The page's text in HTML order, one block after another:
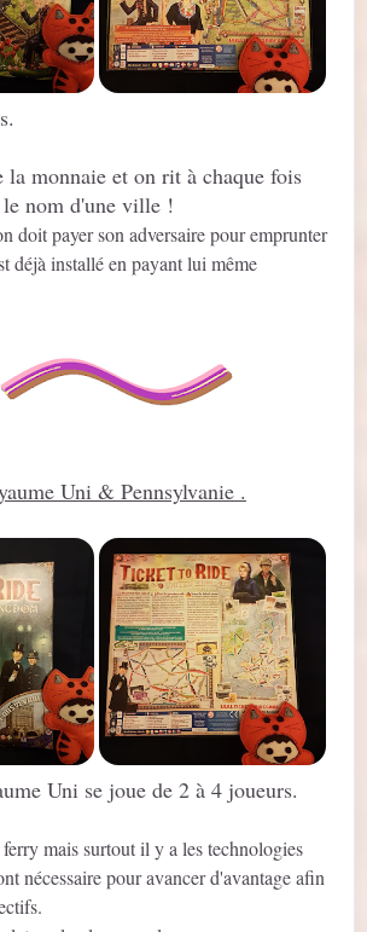
la monnaie et on rit à chaque fois
nom d'une ville !
doit payer son adversaire pour emprunter
déjà installé en payant lui même
Uni & Pennsylvanie .
Uni se joue de 2 à 4 joueurs.
mais surtout il y a les technologies
nécessaire pour avancer d'avantage afin